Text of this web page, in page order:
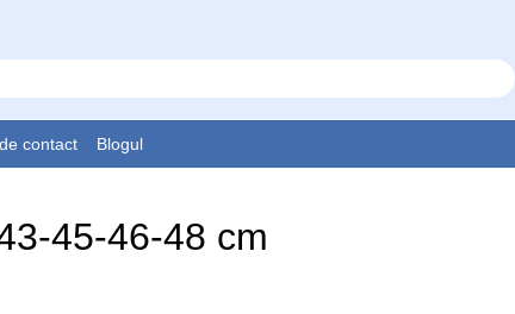
contact Blogul
45-46-48 cm